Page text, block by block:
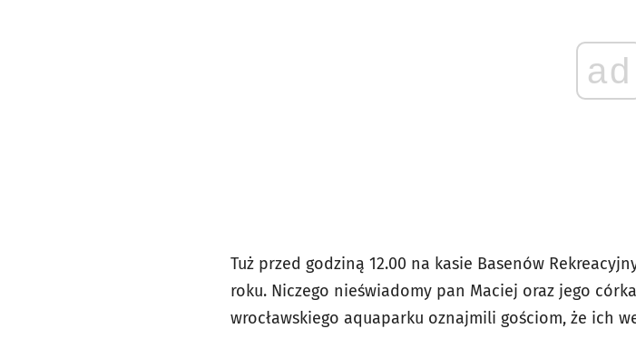
ad
Tuż przed godziną 12.00 na kasie Basenów
roku. Niczego nieświadomy pan Maciej oraz jego
wrocławskiego aquaparku oznajmili gościom, że ich